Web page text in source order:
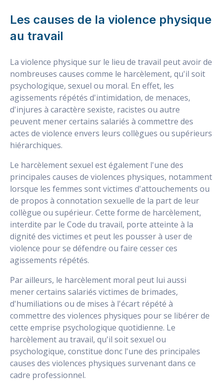
Les causes de la violence physique
au travail
La violence physique sur le lieu de travail peut avoir de
nombreuses causes comme le harcèlement, qu'il soit
psychologique, sexuel ou moral. En effet, les
agissements répétés d'intimidation, de menaces,
d'injures à caractère sexiste, racistes ou autre
peuvent mener certains salariés à commettre des
actes de violence envers leurs collègues ou supérieurs
hiérarchiques.
Le harcèlement sexuel est également l'une des
principales causes de violences physiques, notamment
lorsque les femmes sont victimes d'attouchements ou
de propos à connotation sexuelle de la part de leur
collègue ou supérieur. Cette forme de harcèlement,
interdite par le Code du travail, porte atteinte à la
dignité des victimes et peut les pousser à user de
violence pour se défendre ou faire cesser ces
agissements répétés.
Par ailleurs, le harcèlement moral peut lui aussi
mener certains salariés victimes de brimades,
d'humiliations ou de mises à l'écart répété à
commettre des violences physiques pour se libérer de
cette emprise psychologique quotidienne. Le
harcèlement au travail, qu'il soit sexuel ou
psychologique, constitue donc l'une des principales
causes des violences physiques survenant dans ce
cadre professionnel.